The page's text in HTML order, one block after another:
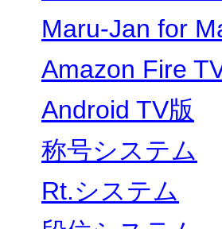
Maru-Jan for
Amazon Fire
Android TV版
称号システム
Rt.システム